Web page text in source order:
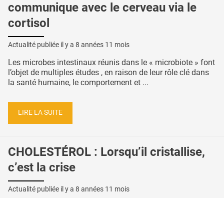
communique avec le cerveau via le
cortisol
Actualité publiée il y a 8 années 11 mois
Les microbes intestinaux réunis dans le « microbiote » font
l’objet de multiples études , en raison de leur rôle clé dans
la santé humaine, le comportement et ...
LIRE LA SUITE
CHOLESTÉROL : Lorsqu’il cristallise,
c’est la crise
Actualité publiée il y a 8 années 11 mois